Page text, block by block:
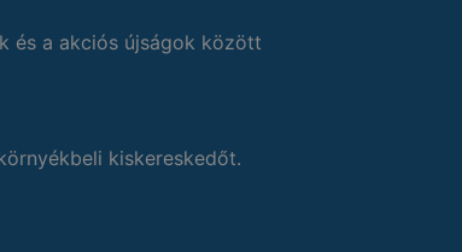
és a akciós újságok között
kiskereskedőt.